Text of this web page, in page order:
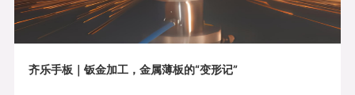
齐乐手板｜钣金加工，金属薄板的“变形记”